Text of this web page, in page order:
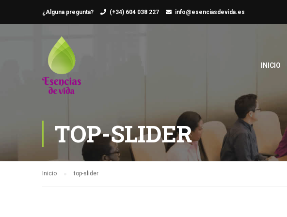
¿Alguna pregunta? (+34) 604 038 227 info@esenciasdevida.es
INICIO
TOP-SLIDER
Inicio top-slider